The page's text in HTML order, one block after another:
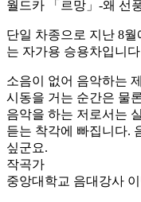
월드카 「르망」-왜 선
단일 차종으로 지난 8
는 자가용 승용차입니다
소음이 없어 음악하는
시동을 거는 순간은 물
음악을 하는 저로서는
듣는 착각에 빠집니다.
싶군요.
작곡가
중앙대학교 음대강사